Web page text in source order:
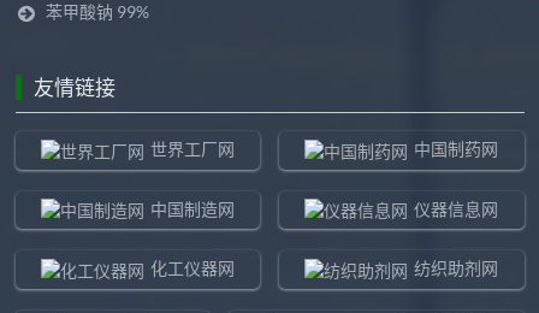
苯甲酸钠 99%
友情链接
世界工厂网 中国制药网
中国制造网 仪器信息网
化工仪器网 纺织助剂网